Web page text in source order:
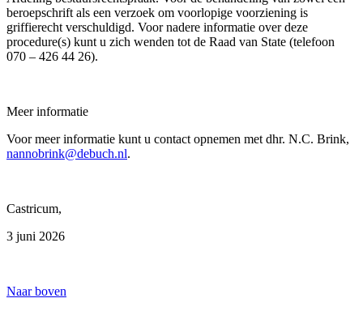
beroepschrift als een verzoek om voorlopige voorziening is
griffierecht verschuldigd. Voor nadere informatie over deze
procedure(s) kunt u zich wenden tot de Raad van State (telefoon
070 – 426 44 26).
Meer informatie
Voor meer informatie kunt u contact opnemen met dhr. N.C. Brink,
nannobrink@debuch.nl.
Castricum,
3 juni 2026
Naar boven